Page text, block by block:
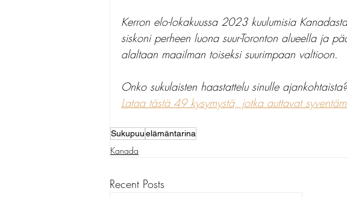
Kerron elo-lokakuussa 2023 kuulumisia
siskoni perheen luona suur-Toronton alueella ja
alaltaan maailman toiseksi suurimpaan valtioon.
Onko sukulaisten haastattelu sinulle
Lataa tästä 49 kysymystä, jotka auttavat
Sukupuuelämäntarina
Kanada
Recent Posts